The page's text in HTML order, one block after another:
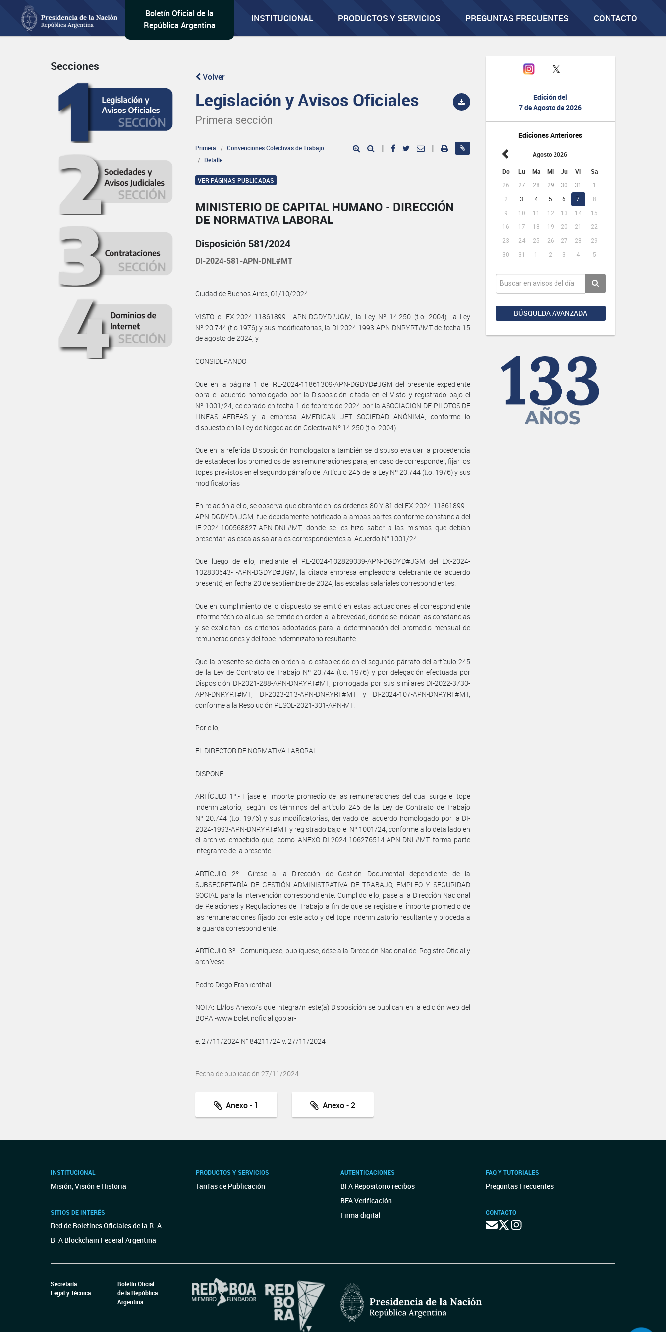
Boletín Oficial de la
República Argentina
INSTITUCIONAL PRODUCTOS Y SERVICIOS PREGUNTAS FRECUENTES CONTACTO
Edición del
7 de Agosto de 2026
Ediciones Anteriores
Agosto 2026
Do Lu Ma Mi Ju Vi Sa
26 27 28 29 30 31
1
2
3 4 5 6 7
8
9
10 11 12 13 14
15
16
17 18 19 20 21
22
23
24 25 26 27 28
29
30
31 1 2 3 4 5
BÚSQUEDA AVANZADA
Secciones
Volver
Legislación y Avisos Oficiales
Primera sección
Primera
Convenciones Colectivas de Trabajo
Detalle
| |
VER PÁGINAS PUBLICADAS
MINISTERIO DE CAPITAL HUMANO - DIRECCIÓN
DE NORMATIVA LABORAL
Disposición 581/2024
DI-2024-581-APN-DNL#MT
Ciudad de Buenos Aires, 01/10/2024
VISTO el EX-2024-11861899- -APN-DGDYD#JGM, la Ley Nº 14.250 (t.o. 2004), la Ley
Nº 20.744 (t.o.1976) y sus modificatorias, la DI-2024-1993-APN-DNRYRT#MT de fecha 15
de agosto de 2024, y
CONSIDERANDO:
Que en la página 1 del RE-2024-11861309-APN-DGDYD#JGM del presente expediente
obra el acuerdo homologado por la Disposición citada en el Visto y registrado bajo el
Nº 1001/24, celebrado en fecha 1 de febrero de 2024 por la ASOCIACION DE PILOTOS DE
LINEAS AEREAS y la empresa AMERICAN JET SOCIEDAD ANÓNIMA, conforme lo
dispuesto en la Ley de Negociación Colectiva Nº 14.250 (t.o. 2004).
Que en la referida Disposición homologatoria también se dispuso evaluar la procedencia
de establecer los promedios de las remuneraciones para, en caso de corresponder, fijar los
topes previstos en el segundo párrafo del Artículo 245 de la Ley Nº 20.744 (t.o. 1976) y sus
modificatorias
En relación a ello, se observa que obrante en los órdenes 80 Y 81 del EX-2024-11861899- -
APN-DGDYD#JGM, fue debidamente notificado a ambas partes conforme constancia del
IF-2024-100568827-APN-DNL#MT, donde se les hizo saber a las mismas que debían
presentar las escalas salariales correspondientes al Acuerdo N° 1001/24.
Que luego de ello, mediante el RE-2024-102829039-APN-DGDYD#JGM del EX-2024-
102830543- -APN-DGDYD#JGM, la citada empresa empleadora celebrante del acuerdo
presentó, en fecha 20 de septiembre de 2024, las escalas salariales correspondientes.
Que en cumplimiento de lo dispuesto se emitió en estas actuaciones el correspondiente
informe técnico al cual se remite en orden a la brevedad, donde se indican las constancias
y se explicitan los criterios adoptados para la determinación del promedio mensual de
remuneraciones y del tope indemnizatorio resultante.
Que la presente se dicta en orden a lo establecido en el segundo párrafo del artículo 245
de la Ley de Contrato de Trabajo Nº 20.744 (t.o. 1976) y por delegación efectuada por
Disposición DI-2021-288-APN-DNRYRT#MT, prorrogada por sus similares DI-2022-3730-
APN-DNRYRT#MT, DI-2023-213-APN-DNRYRT#MT y DI-2024-107-APN-DNRYRT#MT,
conforme a la Resolución RESOL-2021-301-APN-MT.
Por ello,
EL DIRECTOR DE NORMATIVA LABORAL
DISPONE:
ARTÍCULO 1º.- Fíjase el importe promedio de las remuneraciones del cual surge el tope
indemnizatorio, según los términos del artículo 245 de la Ley de Contrato de Trabajo
Nº 20.744 (t.o. 1976) y sus modificatorias, derivado del acuerdo homologado por la DI-
2024-1993-APN-DNRYRT#MT y registrado bajo el Nº 1001/24, conforme a lo detallado en
el archivo embebido que, como ANEXO DI-2024-106276514-APN-DNL#MT forma parte
integrante de la presente.
ARTÍCULO 2º.- Gírese a la Dirección de Gestión Documental dependiente de la
SUBSECRETARÍA DE GESTIÓN ADMINISTRATIVA DE TRABAJO, EMPLEO Y SEGURIDAD
SOCIAL para la intervención correspondiente. Cumplido ello, pase a la Dirección Nacional
de Relaciones y Regulaciones del Trabajo a fin de que se registre el importe promedio de
las remuneraciones fijado por este acto y del tope indemnizatorio resultante y proceda a
la guarda correspondiente.
ARTÍCULO 3º.- Comuníquese, publíquese, dése a la Dirección Nacional del Registro Oficial y
archívese.
Pedro Diego Frankenthal
NOTA: El/los Anexo/s que integra/n este(a) Disposición se publican en la edición web del
BORA -www.boletinoficial.gob.ar-
e. 27/11/2024 N° 84211/24 v. 27/11/2024
Fecha de publicación 27/11/2024
Anexo - 1 Anexo - 2
INSTITUCIONAL
Misión, Visión e Historia
SITIOS DE INTERÉS
Red de Boletines Oficiales de la R. A.
BFA Blockchain Federal Argentina
PRODUCTOS Y SERVICIOS
Tarifas de Publicación
AUTENTICACIONES
BFA Repositorio recibos
BFA Verificación
Firma digital
FAQ Y TUTORIALES
Preguntas Frecuentes
CONTACTO
Secretaría
Legal y Técnica
Boletín Oficial
de la República
Argentina